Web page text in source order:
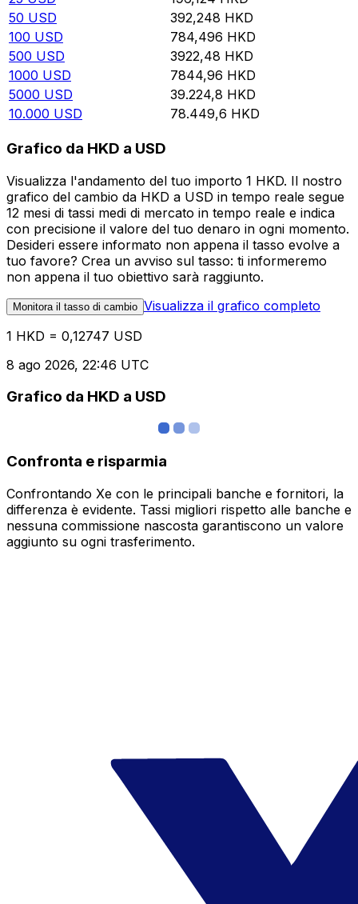
50 USD 392,248 HKD
100 USD 784,496 HKD
500 USD 3922,48 HKD
1000 USD 7844,96 HKD
5000 USD 39.224,8 HKD
10.000 USD 78.449,6 HKD
Grafico da HKD a USD
Visualizza l'andamento del tuo importo 1 HKD. Il nostro
grafico del cambio da HKD a USD in tempo reale segue
12 mesi di tassi medi di mercato in tempo reale e indica
con precisione il valore del tuo denaro in ogni momento.
Desideri essere informato non appena il tasso evolve a
tuo favore? Crea un avviso sul tasso: ti informeremo
non appena il tuo obiettivo sarà raggiunto.
Monitora il tasso di cambio Visualizza il grafico completo
1 HKD = 0,12747 USD
8 ago 2026, 22:46 UTC
Grafico da HKD a USD
Confronta e risparmia
Confrontando Xe con le principali banche e fornitori, la
differenza è evidente. Tassi migliori rispetto alle banche e
nessuna commissione nascosta garantiscono un valore
aggiunto su ogni trasferimento.